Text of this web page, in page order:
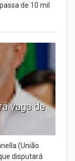
de 10 mil
vaga de
(União
disputará